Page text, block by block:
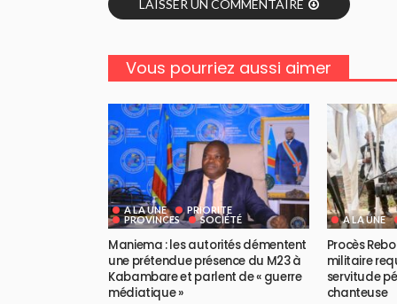
LAISSER UN COMMENTAIRE
Vous pourriez aussi aimer
A LA UNE
PRIORITE
PROVINCES
SOCIÉTÉ
Maniema : les autorités démentent
une prétendue présence du M23 à
Kabambare et parlent de « guerre
médiatique »
A LA UNE
Procès
militaire
servitude
chanteuse